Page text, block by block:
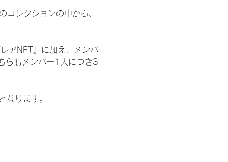
レクションの中から、
アNFT』に加え、メンバ
らもメンバー1人につき3
なります。